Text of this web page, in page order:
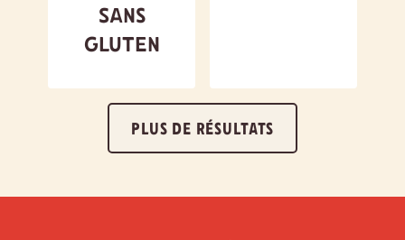
sans
gluten
PLUS DE RÉSULTATS